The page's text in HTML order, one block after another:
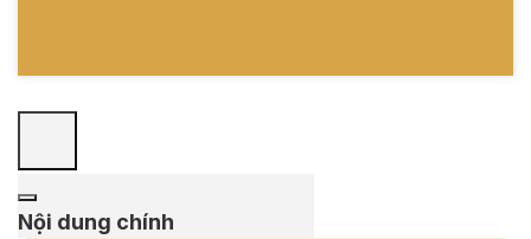
Nội dung chính